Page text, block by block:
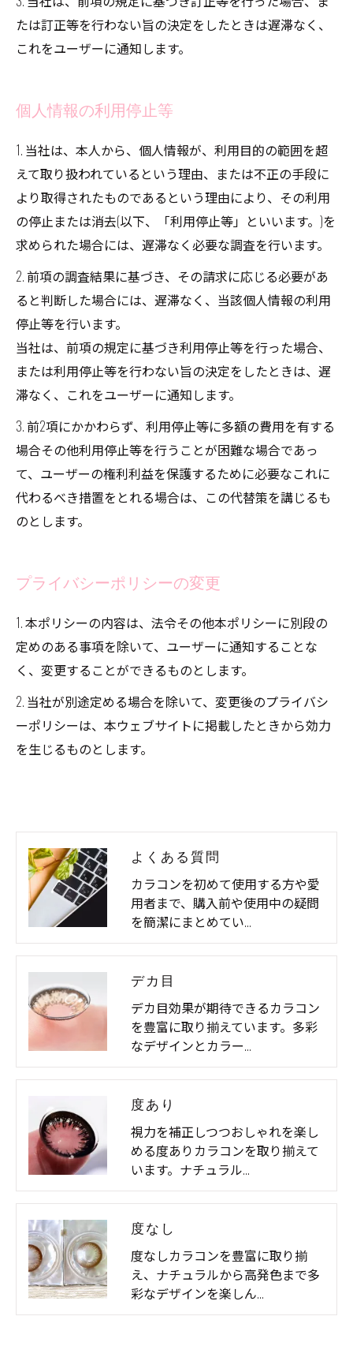
たは訂正等を行わない旨の決定をしたときは遅滞なく、
これをユーザーに通知します。
個人情報の利用停止等
1. 当社は、本人から、個人情報が、利用目的の範囲を超
えて取り扱われているという理由、または不正の手段に
より取得されたものであるという理由により、その利用
の停止または消去(以下、「利用停止等」といいます。)を
求められた場合には、遅滞なく必要な調査を行います。
2. 前項の調査結果に基づき、その請求に応じる必要があ
ると判断した場合には、遅滞なく、当該個人情報の利用
停止等を行います。
当社は、前項の規定に基づき利用停止等を行った場合、
または利用停止等を行わない旨の決定をしたときは、遅
滞なく、これをユーザーに通知します。
3. 前2項にかかわらず、利用停止等に多額の費用を有する
場合その他利用停止等を行うことが困難な場合であっ
て、ユーザーの権利利益を保護するために必要なこれに
代わるべき措置をとれる場合は、この代替策を講じるも
のとします。
プライバシーポリシーの変更
1. 本ポリシーの内容は、法令その他本ポリシーに別段の
定めのある事項を除いて、ユーザーに通知することな
く、変更することができるものとします。
2. 当社が別途定める場合を除いて、変更後のプライバシ
ーポリシーは、本ウェブサイトに掲載したときから効力
を生じるものとします。
よくある質問
カラコンを初めて使用する方や愛
用者まで、購入前や使用中の疑問
を簡潔にまとめてい…
デカ目
デカ目効果が期待できるカラコン
を豊富に取り揃えています。多彩
なデザインとカラー…
度あり
視力を補正しつつおしゃれを楽し
める度ありカラコンを取り揃えて
います。ナチュラル…
度なし
度なしカラコンを豊富に取り揃
え、ナチュラルから高発色まで多
彩なデザインを楽しん…